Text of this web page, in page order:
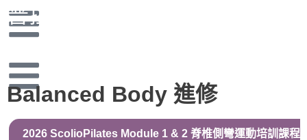
普拉提協會認證進修學分​
Balanced Body 進修
2026 ScolioPilates Module 1 & 2 脊椎側彎運動培訓課程